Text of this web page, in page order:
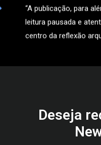
“A publicação, para
leitura pausada e
centro da reflexão
Deseja